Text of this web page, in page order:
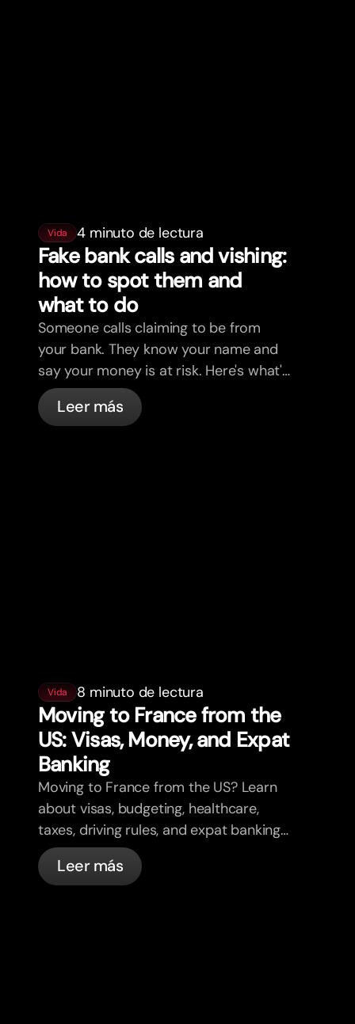
Vida 4 minuto de lectura
Fake bank calls and vishing:
how to spot them and
what to do
Someone calls claiming to be from
your bank. They know your name and
say your money is at risk. Here's what's
actually happening, and what to do.
Leer más
Vida 8 minuto de lectura
Moving to France from the
US: Visas, Money, and Expat
Banking
Moving to France from the US? Learn
about visas, budgeting, healthcare,
taxes, driving rules, and expat banking
in France with bunq.
Leer más